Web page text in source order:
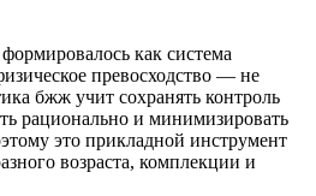
как система
превосходство — не
бжж учит сохранять контроль
рационально и минимизировать
это прикладной инструмент
возраста, комплекции и